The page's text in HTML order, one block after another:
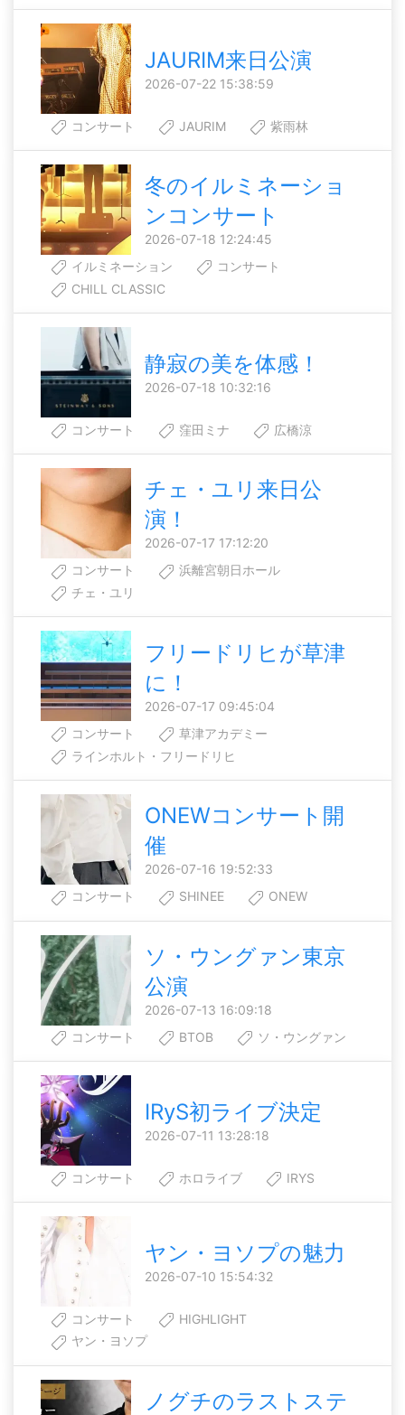
JAURIM来日公演
2026-07-22 15:38:59
コンサート JAURIM 紫雨林
冬のイルミネーショ
ンコンサート
2026-07-18 12:24:45
イルミネーション
コンサート
CHILL CLASSIC
静寂の美を体感！
2026-07-18 10:32:16
コンサート 窪田ミナ 広橋涼
チェ・ユリ来日公
演！
2026-07-17 17:12:20
コンサート
浜離宮朝日ホール
チェ・ユリ
フリードリヒが草津
に！
2026-07-17 09:45:04
コンサート
草津アカデミー
ラインホルト・フリードリヒ
ONEWコンサート開
催
2026-07-16 19:52:33
コンサート
SHINEE ONEW
ソ・ウングァン東京
公演
2026-07-13 16:09:18
コンサート
BTOB ソ・ウングァン
IRyS初ライブ決定
2026-07-11 13:28:18
コンサート ホロライブ IRYS
ヤン・ヨソプの魅力
2026-07-10 15:54:32
コンサート
HIGHLIGHT
ヤン・ヨソプ
ノグチのラストステ